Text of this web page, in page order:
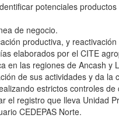
potenciales
de negocio.
productiva, y
elaborados por el CITE
en las regiones de Ancash y
de sus actividades y da la
estrictos controles de
el registro que lleva Unidad
CEDEPAS Norte.